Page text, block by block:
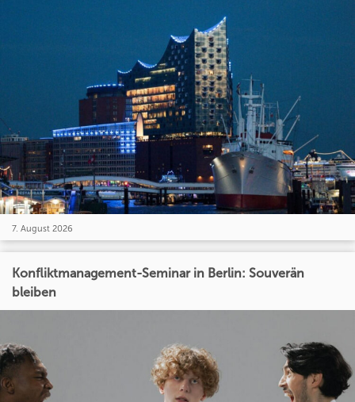
7. August 2026
Konfliktmanagement-Seminar in Berlin: Souverän
bleiben